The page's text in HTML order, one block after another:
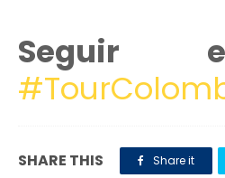
Seguir
SHARE THIS Share it